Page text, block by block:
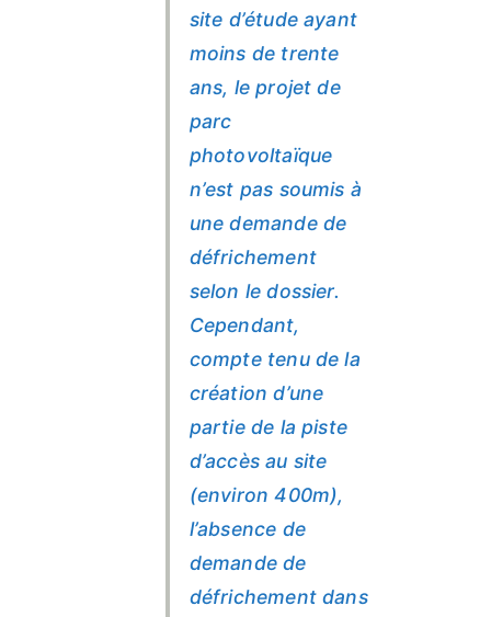
site d’étude ayant
moins de trente
ans, le projet de
parc
photovoltaïque
n’est pas soumis à
une demande de
défrichement
selon le dossier.
Cependant,
compte tenu de la
création d’une
partie de la piste
d’accès au site
(environ 400m),
l’absence de
demande de
défrichement dans